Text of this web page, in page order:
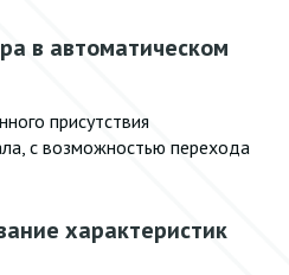
в автоматическом
присутствия
с возможностью перехода
характеристик